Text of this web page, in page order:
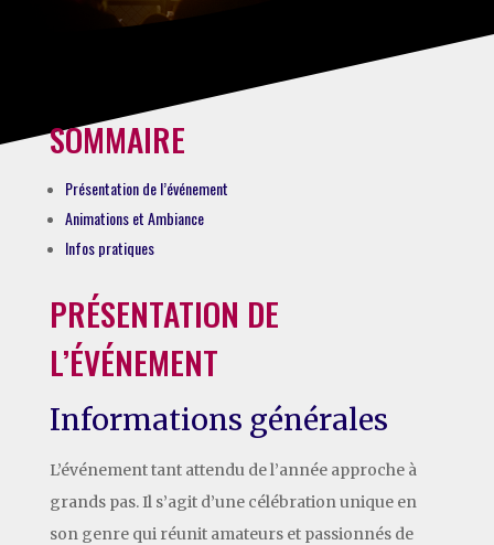
SOMMAIRE
Présentation de l’événement
Animations et Ambiance
Infos pratiques
PRÉSENTATION DE
L’ÉVÉNEMENT
Informations générales
L’événement tant attendu de l’année approche à
grands pas. Il s’agit d’une célébration unique en
son genre qui réunit amateurs et passionnés de